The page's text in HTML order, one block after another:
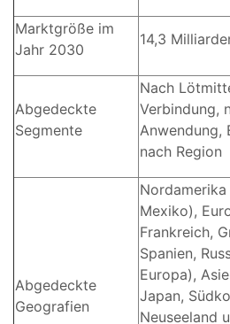
Marktgröße im
Jahr 2030
14,3
Abgedeckte
Segmente
Nach
Verbindung,
Anwendung,
nach Region
Abgedeckte
Geografien
Nordamerika
Mexiko),
Frankreich,
Spanien,
Europa),
Japan,
Neuseeland